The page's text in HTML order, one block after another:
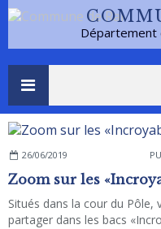
Département
26/06/2019
Zoom sur les
Situés dans la cour du Pôle,
partager dans les bacs